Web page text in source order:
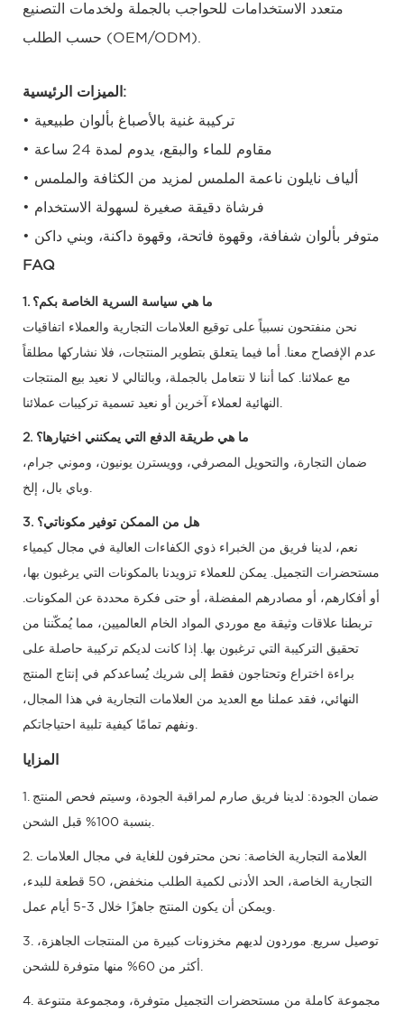
متعدد الاستخدامات للحواجب بالجملة ولخدمات التصنيع
حسب الطلب (OEM/ODM).
الميزات الرئيسية:
• تركيبة غنية بالأصباغ بألوان طبيعية
• مقاوم للماء والبقع، يدوم لمدة 24 ساعة
• ألياف نايلون ناعمة الملمس لمزيد من الكثافة والملمس
• فرشاة دقيقة صغيرة لسهولة الاستخدام
• متوفر بألوان شفافة، وقهوة فاتحة، وقهوة داكنة، وبني داكن
FAQ
1. ما هي سياسة السرية الخاصة بكم؟
نحن منفتحون نسبياً على توقيع العلامات التجارية والعملاء اتفاقيات
عدم الإفصاح معنا. أما فيما يتعلق بتطوير المنتجات، فلا نشاركها مطلقاً
مع عملائنا. كما أننا لا نتعامل بالجملة، وبالتالي لا نعيد بيع المنتجات
2. ما هي طريقة الدفع التي يمكنني اختيارها؟
ضمان التجارة، والتحويل المصرفي، وويسترن يونيون، وموني جرام،
3. هل من الممكن توفير مكوناتي؟
نعم، لدينا فريق من الخبراء ذوي الكفاءات العالية في مجال كيمياء
مستحضرات التجميل. يمكن للعملاء تزويدنا بالمكونات التي يرغبون بها،
أو أفكارهم، أو مصادرهم المفضلة، أو حتى فكرة محددة عن المكونات.
تربطنا علاقات وثيقة مع موردي المواد الخام العالميين، مما يُمكّننا من
تحقيق التركيبة التي ترغبون بها. إذا كانت لديكم تركيبة حاصلة على
براءة اختراع وتحتاجون فقط إلى شريك يُساعدكم في إنتاج المنتج
النهائي، فقد عملنا مع العديد من العلامات التجارية في هذا المجال،
المزايا
1. ضمان الجودة: لدينا فريق صارم لمراقبة الجودة، وسيتم فحص المنتج
2. العلامة التجارية الخاصة: نحن محترفون للغاية في مجال العلامات
التجارية الخاصة، الحد الأدنى لكمية الطلب منخفض، 50 قطعة للبدء،
3. توصيل سريع. موردون لديهم مخزونات كبيرة من المنتجات الجاهزة،
4. مجموعة كاملة من مستحضرات التجميل متوفرة، ومجموعة متنوعة